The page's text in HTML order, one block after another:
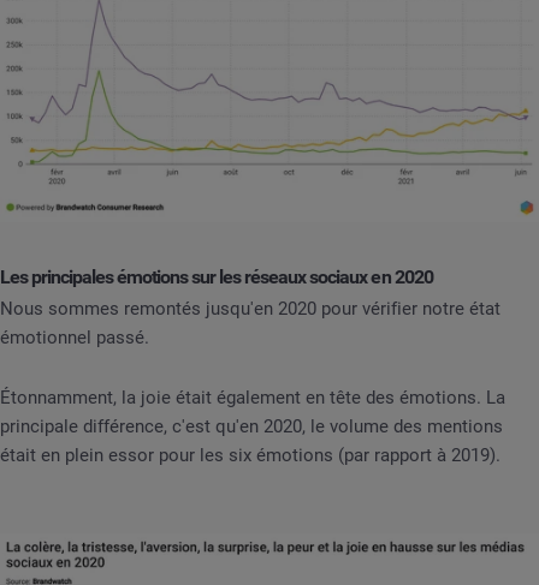
Les principales émotions sur les réseaux sociaux en 2020
Nous sommes remontés jusqu'en 2020 pour vérifier notre état
émotionnel passé.
Étonnamment, la joie était également en tête des émotions. La
principale différence, c'est qu'en 2020, le volume des mentions
était en plein essor pour les six émotions (par rapport à 2019).